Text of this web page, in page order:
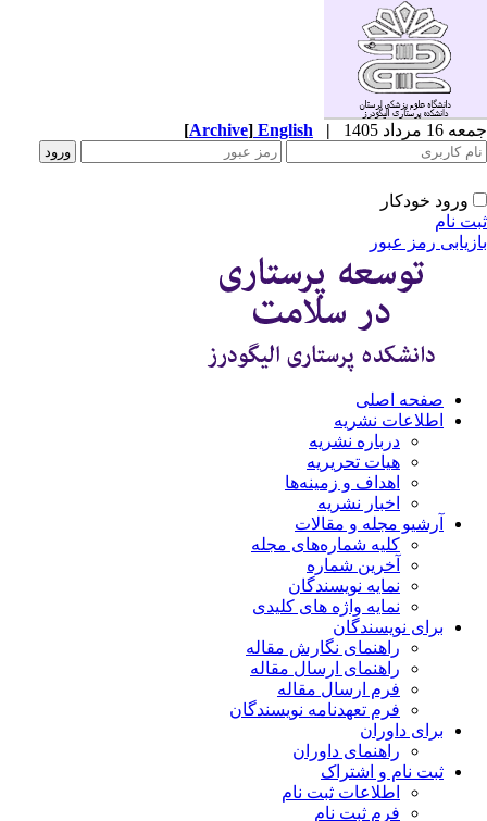
مرداد 1405 |
English
[Archive]
ورود خودکار
نام
رمز عبور
صفحه اصلی
اطلاعات نشریه
درباره نشریه
هیات تحریریه
اهداف و زمینه‌ها
اخبار نشریه
آرشیو مجله و مقالات
کلیه شماره‌های مجله
آخرین شماره
نمایه نویسندگان
نمایه واژه های کلیدی
برای نویسندگان
راهنمای نگارش مقاله
راهنمای ارسال مقاله
فرم ارسال مقاله
فرم تعهدنامه نویسندگان
برای داوران
راهنمای داوران
ثبت نام و اشتراک
اطلاعات ثبت نام
فرم ثبت نام